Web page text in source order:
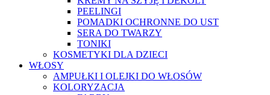
PEELINGI
POMADKI OCHRONNE DO UST
SERA DO TWARZY
TONIKI
KOSMETYKI DLA DZIECI
WŁOSY
AMPUŁKI I OLEJKI DO WŁOSÓW
KOLORYZACJA